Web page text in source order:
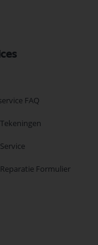
FAQ
Formulier